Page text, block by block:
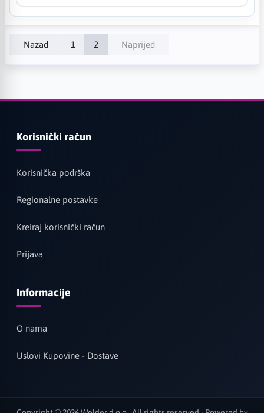
Nazad 1 2 Naprijed
Korisnički račun
Korisnička podrška
Regionalne postavke
Kreiraj korisnički račun
Prijava
Informacije
O nama
Uslovi Kupovine - Dostave